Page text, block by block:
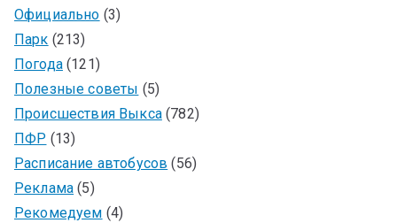
Официально (3)
Парк (213)
Погода(121)
Полезные советы (5)
Происшествия Выкса(782)
ПФР (13)
Расписание автобусов (56)
Реклама (5)
Рекомедуем (4)